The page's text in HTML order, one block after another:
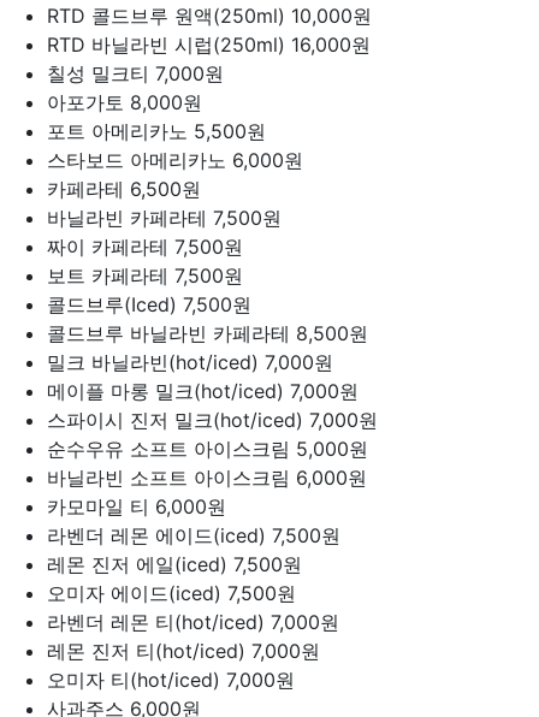
RTD 콜드브루 원액(250ml) 10,000원
RTD 바닐라빈 시럽(250ml) 16,000원
칠성 밀크티 7,000원
아포가토 8,000원
포트 아메리카노 5,500원
스타보드 아메리카노 6,000원
카페라테 6,500원
바닐라빈 카페라테 7,500원
짜이 카페라테 7,500원
보트 카페라테 7,500원
콜드브루(Iced) 7,500원
콜드브루 바닐라빈 카페라테 8,500원
밀크 바닐라빈(hot/iced) 7,000원
메이플 마롱 밀크(hot/iced) 7,000원
스파이시 진저 밀크(hot/iced) 7,000원
순수우유 소프트 아이스크림 5,000원
바닐라빈 소프트 아이스크림 6,000원
카모마일 티 6,000원
라벤더 레몬 에이드(iced) 7,500원
레몬 진저 에일(iced) 7,500원
오미자 에이드(iced) 7,500원
라벤더 레몬 티(hot/iced) 7,000원
레몬 진저 티(hot/iced) 7,000원
오미자 티(hot/iced) 7,000원
사과주스 6,000원